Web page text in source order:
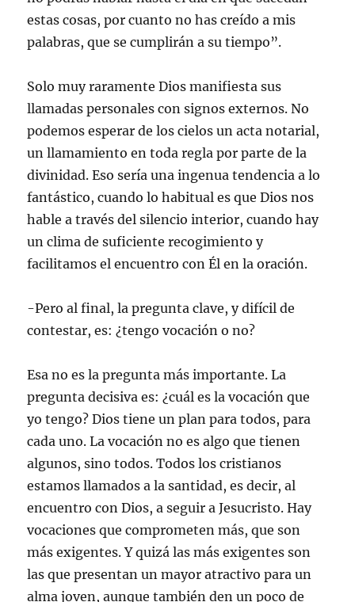
estas cosas, por cuanto no has creído a mis
palabras, que se cumplirán a su tiempo”.
Solo muy raramente Dios manifiesta sus
llamadas personales con signos externos. No
podemos esperar de los cielos un acta notarial,
un llamamiento en toda regla por parte de la
divinidad. Eso sería una ingenua tendencia a lo
fantástico, cuando lo habitual es que Dios nos
hable a través del silencio interior, cuando hay
un clima de suficiente recogimiento y
facilitamos el encuentro con Él en la oración.
-Pero al final, la pregunta clave, y difícil de
contestar, es: ¿tengo vocación o no?
Esa no es la pregunta más importante. La
pregunta decisiva es: ¿cuál es la vocación que
yo tengo? Dios tiene un plan para todos, para
cada uno. La vocación no es algo que tienen
algunos, sino todos. Todos los cristianos
estamos llamados a la santidad, es decir, al
encuentro con Dios, a seguir a Jesucristo. Hay
vocaciones que comprometen más, que son
más exigentes. Y quizá las más exigentes son
las que presentan un mayor atractivo para un
alma joven, aunque también den un poco de